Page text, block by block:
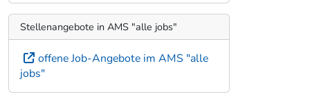
Stellenangebote in AMS "alle jobs"
offene Job-Angebote im AMS "alle
jobs"